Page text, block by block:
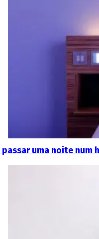
passar uma noite num